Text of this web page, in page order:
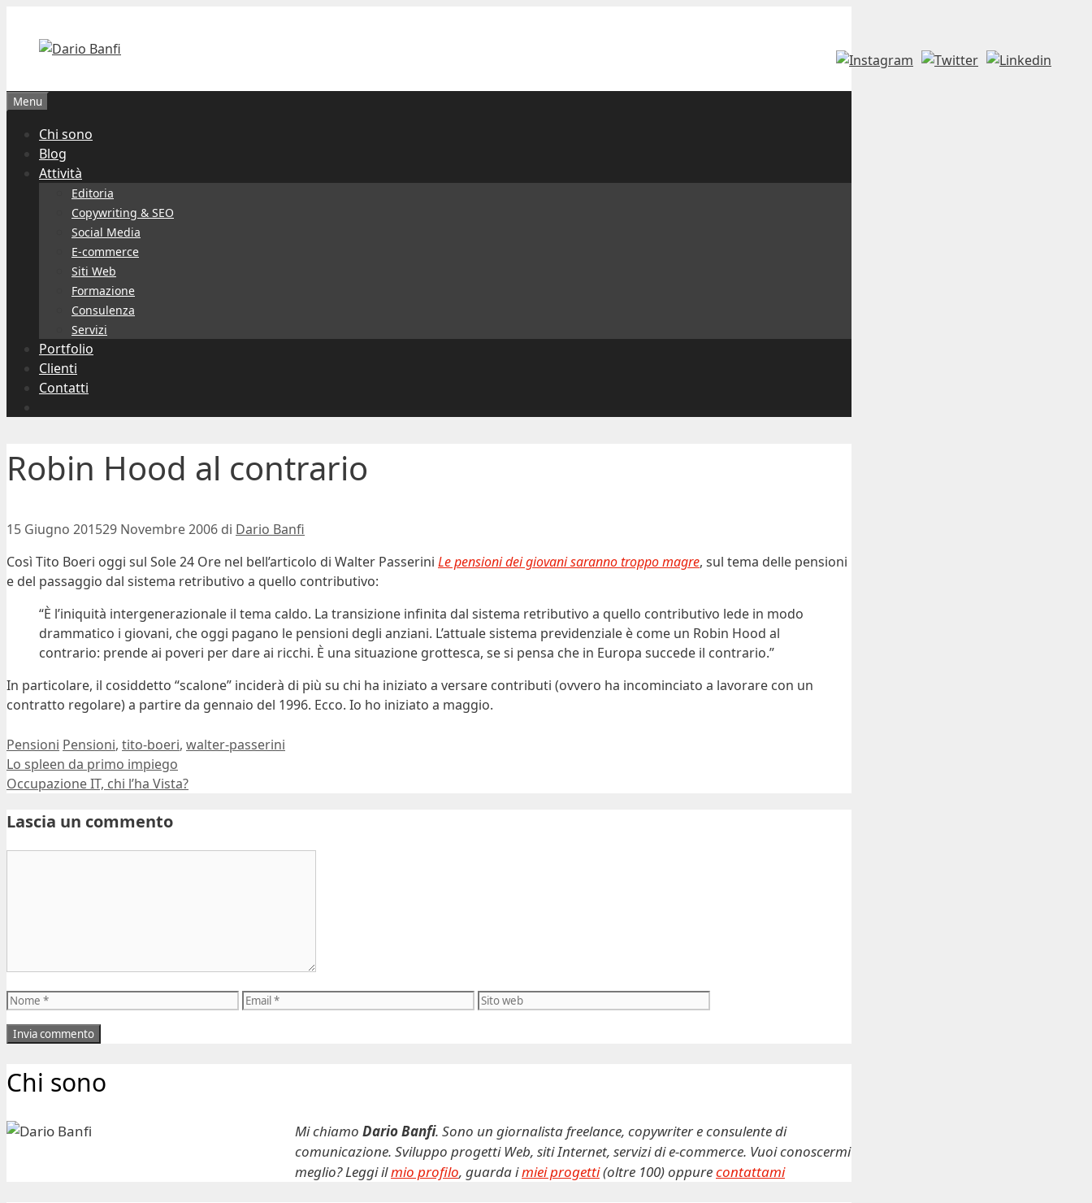
contenuto
Menu
Chi sono
Blog
Attività
Editoria
Copywriting & SEO
Social Media
E-commerce
Siti Web
Formazione
Consulenza
Servizi
Portfolio
Clienti
Contatti
Robin Hood al contrario
15 Giugno 201529 Novembre 2006 di Dario Banfi
Così Tito Boeri oggi sul Sole 24 Ore nel bell’articolo di Walter Passerini Le pensioni dei giovani saranno troppo magre, sul tema delle pensioni
e del passaggio dal sistema retributivo a quello contributivo:
“È l’iniquità intergenerazionale il tema caldo. La transizione infinita dal sistema retributivo a quello contributivo lede in modo
drammatico i giovani, che oggi pagano le pensioni degli anziani. L’attuale sistema previdenziale è come un Robin Hood al
contrario: prende ai poveri per dare ai ricchi. È una situazione grottesca, se si pensa che in Europa succede il contrario.”
In particolare, il cosiddetto “scalone” inciderà di più su chi ha iniziato a versare contributi (ovvero ha incominciato a lavorare con un
contratto regolare) a partire da gennaio del 1996. Ecco. Io ho iniziato a maggio.
Categorie
Pensioni Tag
Pensioni, tito-boeri, walter-passerini
Lo spleen da primo impiego
Occupazione IT, chi l’ha Vista?
Lascia un commento
Nome Email
Sito
Chi sono
Mi chiamo Dario Banfi. Sono un giornalista freelance, copywriter e consulente di
comunicazione. Sviluppo progetti Web, siti Internet, servizi di e-commerce. Vuoi conoscermi
meglio? Leggi ilmio profilo, guarda imiei progetti(oltre 100) oppurecontattami